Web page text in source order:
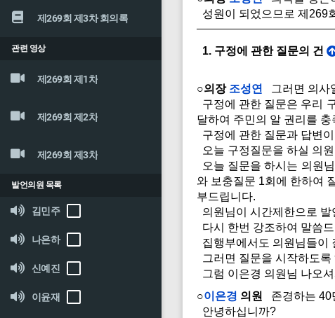
제269회 제3차 회의록
관련 영상
제269회 제1차
제269회 제2차
제269회 제3차
발언의원 목록
김민주
나은하
신예진
이윤재
성원이 되었으므로 제269
1. 구정에 관한 질문의 건
○의장 조성연
그러면 의사
구정에 관한 질문은 우리
달하여 주민의 알 권리를
구정에 관한 질문과 답변
오늘 구정질문을 하실 의
오늘 질문을 하시는 의원
와 보충질문 1회에 한하여
부드립니다.
의원님이 시간제한으로
다시 한번 강조하여 말씀
집행부에서도 의원님들이
그러면 질문을 시작하도록
그럼 이은경 의원님 나오
○이은경 의원
존경하는 40
안녕하십니까?